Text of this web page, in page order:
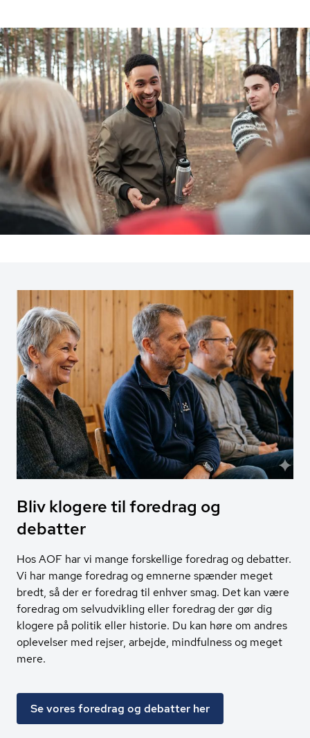
Bliv klogere til foredrag og
debatter
Hos AOF har vi mange forskellige foredrag og debatter.
Vi har mange foredrag og emnerne spænder meget
bredt, så der er foredrag til enhver smag. Det kan være
foredrag om selvudvikling eller foredrag der gør dig
klogere på politik eller historie. Du kan høre om andres
oplevelser med rejser, arbejde, mindfulness og meget
mere.
Se vores foredrag og debatter her